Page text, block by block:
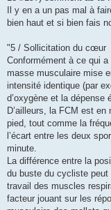
g
e
n
l
u
Il y en a un pas mal à
bien haut et si bien fais
"5 / Sollicitation du cœur
Conformément à ce qui
masse musculaire mise
intensité identique (par
d’oxygène et la dépense
D’ailleurs, la FCM est
pied, tout comme la
l’écart entre les deux
minute.
La différence entre la
du buste du cycliste peut
travail des muscles
facteur jouant sur les